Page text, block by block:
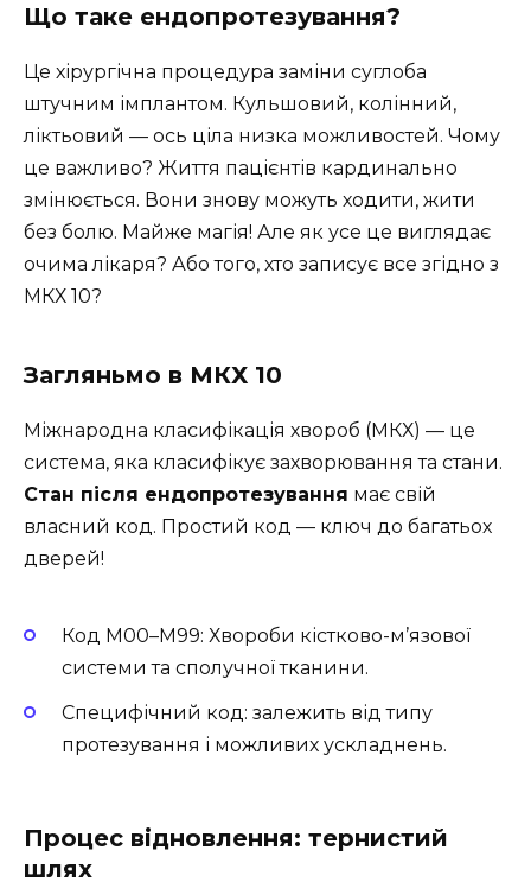
Що таке ендопротезування?
Це хірургічна процедура заміни суглоба
штучним імплантом. Кульшовий, колінний,
ліктьовий — ось ціла низка можливостей. Чому
це важливо? Життя пацієнтів кардинально
змінюється. Вони знову можуть ходити, жити
без болю. Майже магія! Але як усе це виглядає
очима лікаря? Або того, хто записує все згідно з
МКХ 10?
Загляньмо в МКХ 10
Міжнародна класифікація хвороб (МКХ) — це
система, яка класифікує захворювання та стани.
Стан після ендопротезування має свій
власний код. Простий код — ключ до багатьох
дверей!
Код M00–M99: Хвороби кістково-м’язової
системи та сполучної тканини.
Специфічний код: залежить від типу
протезування і можливих ускладнень.
Процес відновлення: тернистий
шлях